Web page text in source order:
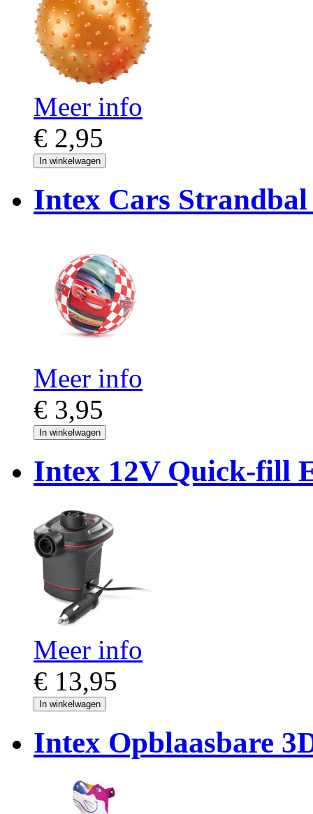
Meer info
€ 2,95
In winkelwagen
Intex Cars Strandbal
Meer info
€ 3,95
In winkelwagen
Intex 12V Quick-fill
Meer info
€ 13,95
In winkelwagen
Intex Opblaasbare